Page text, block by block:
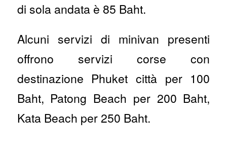
di sola andata è 85 Baht.
Alcuni servizi di minivan presenti
offrono servizi corse con
destinazione Phuket città per 100
Baht, Patong Beach per 200 Baht,
Kata Beach per 250 Baht.